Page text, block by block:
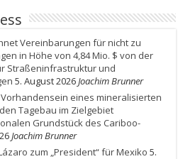
Vereinbarungen für nicht zu
in Höhe von 4,84 Mio. $ von der
Straßeninfrastruktur und
5. August 2026Joachim Brunner
eines mineralisierten
Tagebau im Zielgebiet
Grundstück des Cariboo-
Joachim Brunner
zum „President“ für Mexiko 5.